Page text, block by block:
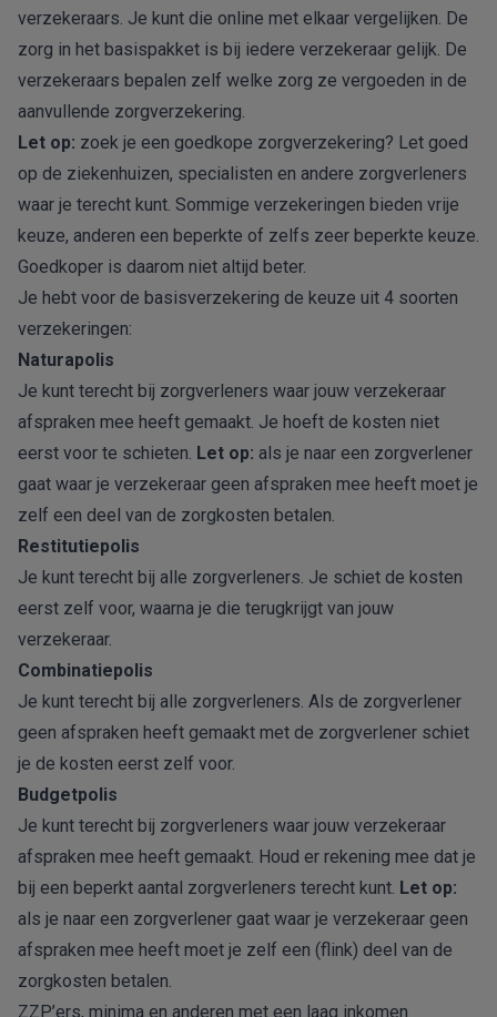
verzekeraars. Je kunt die online met elkaar vergelijken. De
zorg in het basispakket is bij iedere verzekeraar gelijk. De
verzekeraars bepalen zelf welke zorg ze vergoeden in de
aanvullende zorgverzekering.
Let op: zoek je een goedkope zorgverzekering? Let goed
op de ziekenhuizen, specialisten en andere zorgverleners
waar je terecht kunt. Sommige verzekeringen bieden vrije
keuze, anderen een beperkte of zelfs zeer beperkte keuze.
Goedkoper is daarom niet altijd beter.
Je hebt voor de basisverzekering de keuze uit 4 soorten
verzekeringen:
Naturapolis
Je kunt terecht bij zorgverleners waar jouw verzekeraar
afspraken mee heeft gemaakt. Je hoeft de kosten niet
eerst voor te schieten. Let op: als je naar een zorgverlener
gaat waar je verzekeraar geen afspraken mee heeft moet je
zelf een deel van de zorgkosten betalen.
Restitutiepolis
Je kunt terecht bij alle zorgverleners. Je schiet de kosten
eerst zelf voor, waarna je die terugkrijgt van jouw
verzekeraar.
Combinatiepolis
Je kunt terecht bij alle zorgverleners. Als de zorgverlener
geen afspraken heeft gemaakt met de zorgverlener schiet
je de kosten eerst zelf voor.
Budgetpolis
Je kunt terecht bij zorgverleners waar jouw verzekeraar
afspraken mee heeft gemaakt. Houd er rekening mee dat je
bij een beperkt aantal zorgverleners terecht kunt. Let op:
als je naar een zorgverlener gaat waar je verzekeraar geen
afspraken mee heeft moet je zelf een (flink) deel van de
zorgkosten betalen.
ZZP’ers, minima en anderen met een laag inkomen